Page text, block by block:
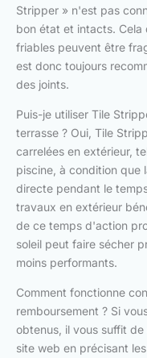
Stripper » n'est pas
bon état et intacts. Cela
friables peuvent être
est donc toujours
des joints.
Puis-je utiliser Tile
terrasse ? Oui, Tile
carrelées en extérieur,
piscine, à condition que
directe pendant le
travaux en extérieur
de ce temps d'action
soleil peut faire sécher
moins performants.
Comment fonctionne
remboursement ? Si
obtenus, il vous suffit
site web en précisant